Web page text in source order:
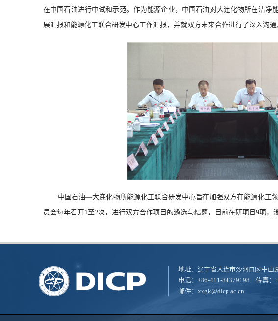
在中国石油进行中试和示范。作为能源企业，中国石油对大连化物所在洁净
展汇报和能源化工联合研发中心工作汇报，并就双方未来合作进行了深入沟通
中国石油—大连化物所能源化工联合研发中心旨在加强双方在能源化工领
员会每年召开1至2次，进行双方合作项目的遴选与结题， 目前在研项目 9项，
地址：辽宁省大连市沙河口区中
电话：+86-411-84379198 传真：
邮件： xxgk@dicp.ac.cn